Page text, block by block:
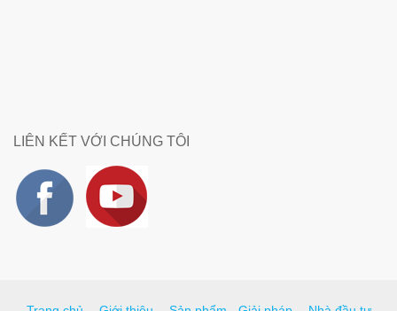
LIÊN KẾT VỚI CHÚNG TÔI